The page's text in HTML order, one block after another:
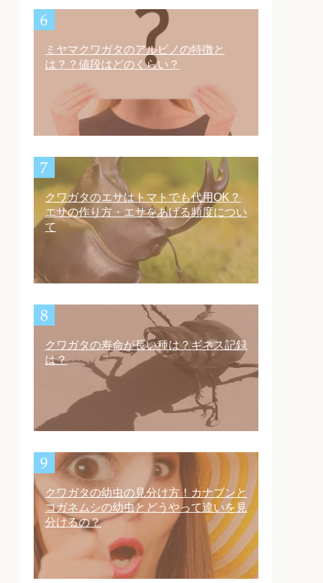
ミヤマクワガタのアルビノの特徴と
は？？値段はどのくらい？
クワガタのエサはトマトでも代用OK？
エサの作り方・エサをあげる頻度につい
て
クワガタの寿命が長い種は？ギネス記録
は？
クワガタの幼虫の見分け方！カナブンと
コガネムシの幼虫とどうやって違いを見
分けるの？